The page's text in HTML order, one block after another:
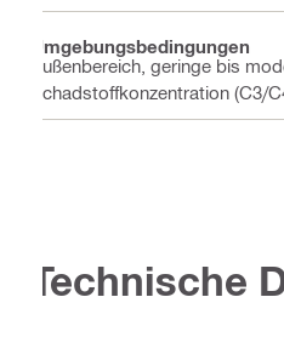
Umgebungsbedingungen
Außenbereich, geringe bis
Schadstoffkonzentration (C3/
Technische